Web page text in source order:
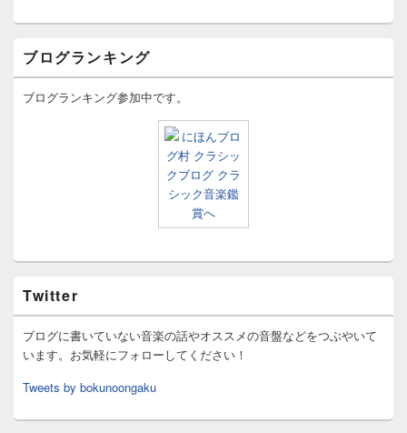
ブログランキング
ブログランキング参加中です。
Twitter
ブログに書いていない音楽の話やオススメの音盤などをつぶやいて
います。お気軽にフォローしてください！
Tweets by bokunoongaku